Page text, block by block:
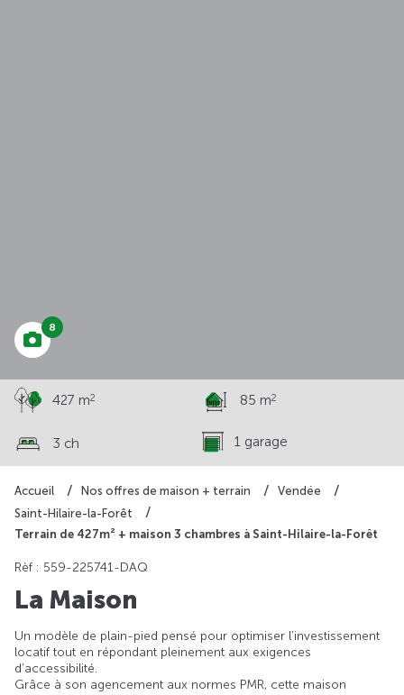
Accueil Nos offres de maison + terrain
Vendée
Saint-Hilaire-la-Forêt
Terrain de 427m² + maison 3 chambres à Saint-Hilaire-la-Forêt
8
427 m2 85 m2
3 ch 1 garage
Rèf : 559-225741-DAQ
La Maison
Un modèle de plain-pied pensé pour optimiser l’investissement
locatif tout en répondant pleinement aux exigences
d’accessibilité.
Grâce à son agencement aux normes PMR, cette maison